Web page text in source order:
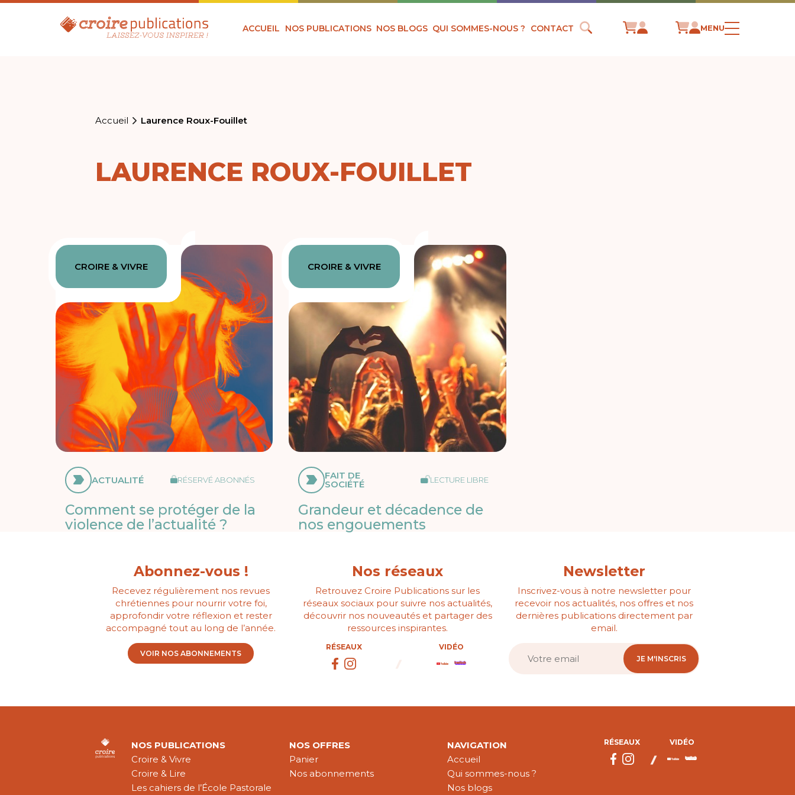
ACCUEIL NOS PUBLICATIONS NOS BLOGS QUI SOMMES-NOUS ? CONTACT MENU
Accueil Laurence Roux-Fouillet
LAURENCE ROUX-FOUILLET
CROIRE & VIVRE
ACTUALITÉ RÉSERVÉ ABONNÉS
Comment se protéger de la
violence de l’actualité ?
CROIRE & VIVRE
FAIT DE
SOCIÉTÉ LECTURE LIBRE
Grandeur et décadence de
nos engouements
Abonnez-vous !
Recevez régulièrement nos revues
chrétiennes pour nourrir votre foi,
approfondir votre réflexion et rester
accompagné tout au long de l’année.
VOIR NOS ABONNEMENTS
Nos réseaux
Retrouvez Croire Publications sur les
réseaux sociaux pour suivre nos actualités,
découvrir nos nouveautés et partager des
ressources inspirantes.
RÉSEAUX VIDÉO
Newsletter
Inscrivez-vous à notre newsletter pour
recevoir nos actualités, nos offres et nos
dernières publications directement par
email.
JE M'INSCRIS
NOS PUBLICATIONS
Croire & Vivre
Croire & Lire
Les cahiers de l’École Pastorale
NOS OFFRES
Panier
Nos abonnements
NAVIGATION
Accueil
Qui sommes-nous ?
Nos blogs
RÉSEAUX VIDÉO